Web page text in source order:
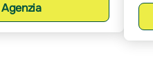
Agenzia